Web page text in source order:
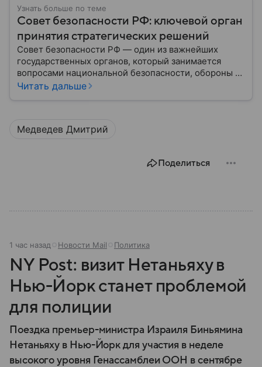
Узнать больше по теме
Совет безопасности РФ: ключевой орган
принятия стратегических решений
Совет безопасности РФ — один из важнейших
государственных органов, который занимается
вопросами национальной безопасности, обороны и
стратегического планирования. В этом материале
Читать дальше
Медведев Дмитрий
Поделиться
1 час назад Новости Mail Политика
NY Post: визит Нетаньяху в
Нью-Йорк станет проблемой
для полиции
Поездка премьер-министра Израиля Биньямина
Нетаньяху в Нью-Йорк для участия в неделе
высокого уровня Генассамблеи ООН в сентябре